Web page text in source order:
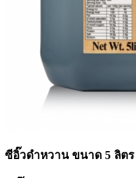
ซีอิ๊วดำหวาน ขนาด 5 ลิตร